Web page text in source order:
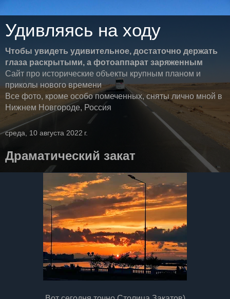
Удивляясь на ходу
Чтобы увидеть удивительное, достаточно держать
глаза раскрытыми, а фотоаппарат заряженным
Сайт про исторические объекты крупным планом и
приколы нового времени
Все фото, кроме особо помеченных, сняты лично мной в
Нижнем Новгороде, Россия
среда, 10 августа 2022 г.
Драматический закат